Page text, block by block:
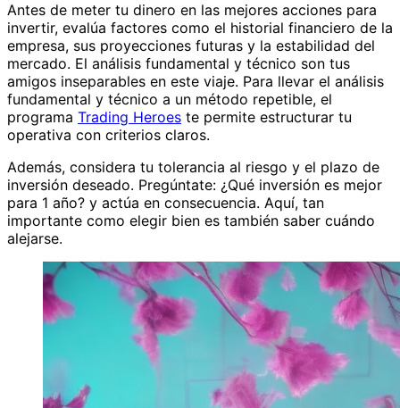
Antes de meter tu dinero en las mejores acciones para
invertir, evalúa factores como el historial financiero de la
empresa, sus proyecciones futuras y la estabilidad del
mercado. El análisis fundamental y técnico son tus
amigos inseparables en este viaje. Para llevar el análisis
fundamental y técnico a un método repetible, el
programa Trading Heroes te permite estructurar tu
operativa con criterios claros.
Además, considera tu tolerancia al riesgo y el plazo de
inversión deseado. Pregúntate: ¿Qué inversión es mejor
para 1 año? y actúa en consecuencia. Aquí, tan
importante como elegir bien es también saber cuándo
alejarse.